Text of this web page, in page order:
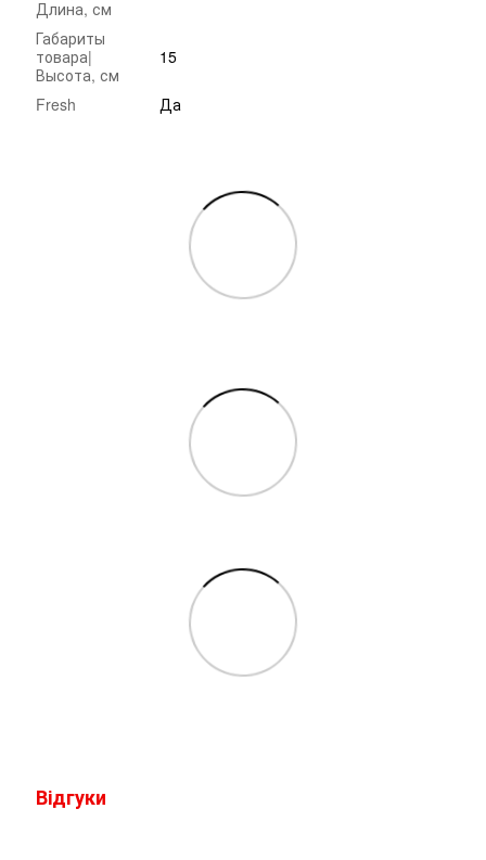
Длина, см
Габариты
товара|
Высота, см
15
Fresh Да
Відгуки